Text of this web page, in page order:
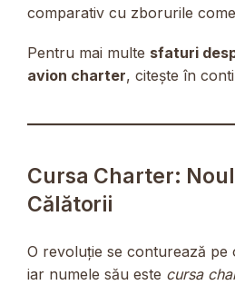
comparativ cu zborurile
Pentru mai multe sfaturi
avion charter, citește în
Cursa Charter:
Călătorii
O revoluție se conturează
iar numele său este cursa